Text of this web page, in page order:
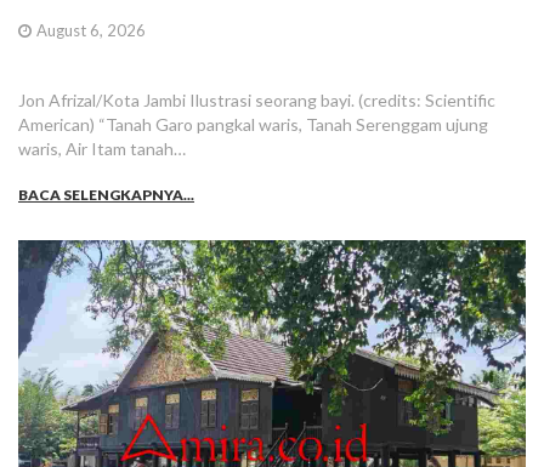
August 6, 2026
Jon Afrizal/Kota Jambi Ilustrasi seorang bayi. (credits: Scientific
American) “Tanah Garo pangkal waris, Tanah Serenggam ujung
waris, Air Itam tanah…
BACA SELENGKAPNYA...